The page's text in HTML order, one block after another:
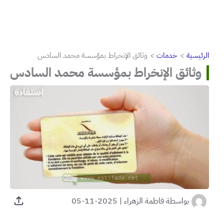
الرئيسية خدمات وثائق الإنخراط بمؤسسة محمد السادس
وثائق الإنخراط بمؤسسة محمد السادس
بواسطةفاطمة الزهراء |
2025-11-05